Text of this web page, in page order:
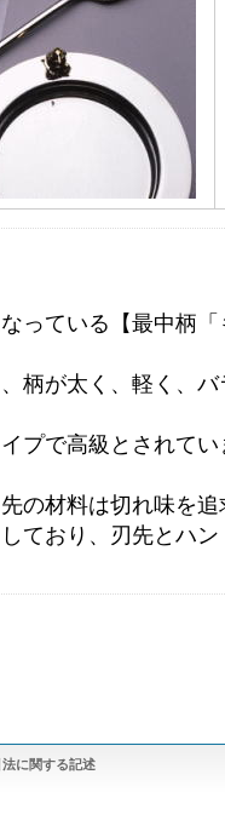
っている【最中柄
柄が太く、軽く、
プで高級とされてい
の材料は切れ味を
ており、刃先とハ
に関する記述